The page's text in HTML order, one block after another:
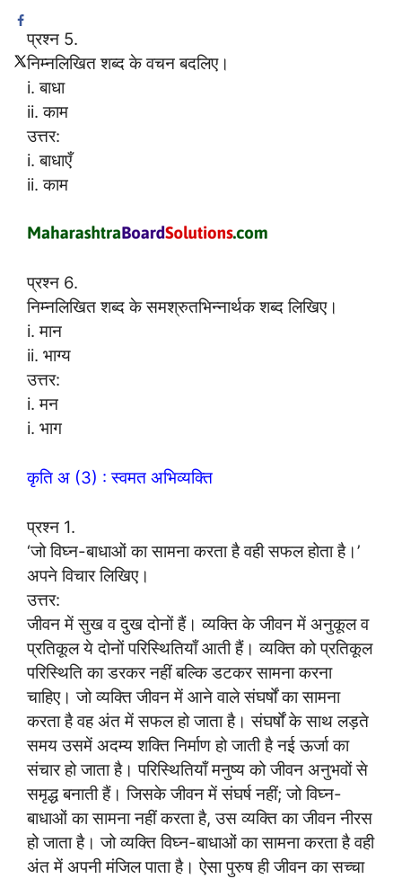
प्रश्न 5.
निम्नलिखित शब्द के वचन बदलिए।
i. बाधा
ii. काम
उत्तर:
i. बाधाएँ
ii. काम
प्रश्न 6.
निम्नलिखित शब्द के समश्रुतभिन्नार्थक शब्द लिखिए।
i. मान
ii. भाग्य
उत्तर:
i. मन
i. भाग
कृति अ (3) : स्वमत अभिव्यक्ति
प्रश्न 1.
‘जो विघ्न-बाधाओं का सामना करता है वही सफल होता है।’
अपने विचार लिखिए।
उत्तर:
जीवन में सुख व दुख दोनों हैं। व्यक्ति के जीवन में अनुकूल व
प्रतिकूल ये दोनों परिस्थितियाँ आती हैं। व्यक्ति को प्रतिकूल
परिस्थिति का डरकर नहीं बल्कि डटकर सामना करना
चाहिए। जो व्यक्ति जीवन में आने वाले संघर्षों का सामना
करता है वह अंत में सफल हो जाता है। संघर्षों के साथ लड़ते
समय उसमें अदम्य शक्ति निर्माण हो जाती है नई ऊर्जा का
संचार हो जाता है। परिस्थितियाँ मनुष्य को जीवन अनुभवों से
समृद्ध बनाती हैं। जिसके जीवन में संघर्ष नहीं; जो विघ्न-
बाधाओं का सामना नहीं करता है, उस व्यक्ति का जीवन नीरस
हो जाता है। जो व्यक्ति विघ्न-बाधाओं का सामना करता है वही
अंत में अपनी मंजिल पाता है। ऐसा पुरुष ही जीवन का सच्चा